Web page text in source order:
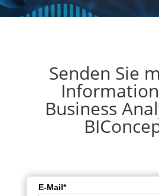
Senden Sie
Business
E-Mail*